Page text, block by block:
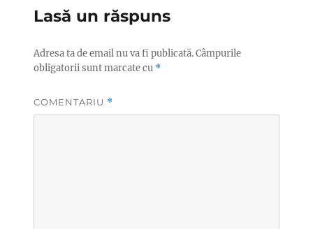
Lasă un răspuns
Adresa ta de email nu va fi publicată.Câmpurile
obligatorii sunt marcate cu *
COMENTARIU *